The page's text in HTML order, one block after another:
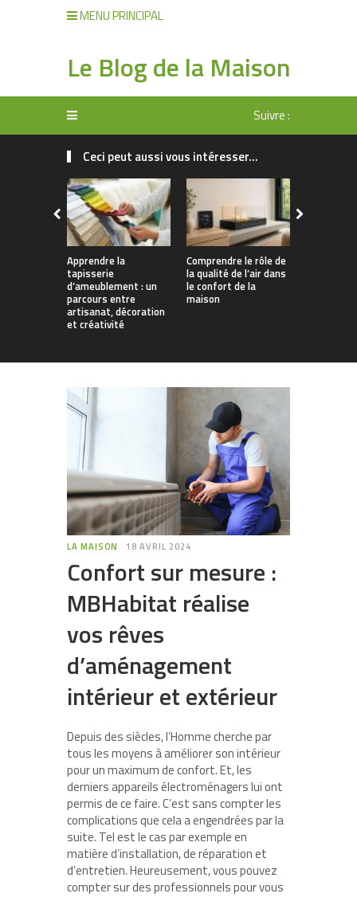
MENU PRINCIPAL
Le Blog de la Maison
Suivre :
Ceci peut aussi vous intéresser...
Apprendre la
tapisserie
d’ameublement : un
parcours entre
artisanat, décoration
et créativité
Comprendre le rôle de
la qualité de l’air dans
le confort de la
maison
LA MAISON 18 AVRIL 2024
Confort sur mesure :
MBHabitat réalise
vos rêves
d’aménagement
intérieur et extérieur
Depuis des siècles, l’Homme cherche par
tous les moyens à améliorer son intérieur
pour un maximum de confort. Et, les
derniers appareils électroménagers lui ont
permis de ce faire. C’est sans compter les
complications que cela a engendrées par la
suite. Tel est le cas par exemple en
matière d’installation, de réparation et
d’entretien. Heureusement, vous pouvez
compter sur des professionnels pour vous